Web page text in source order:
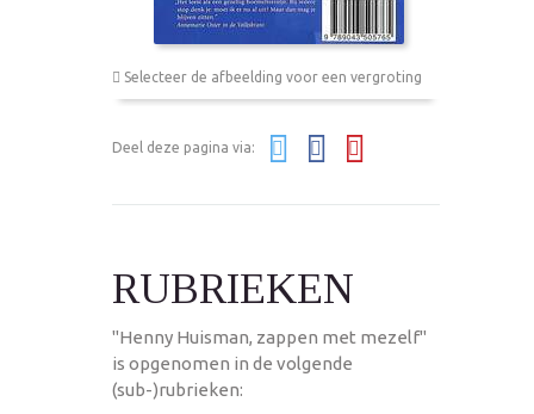
Selecteer de afbeelding voor een vergroting
Deel deze pagina via:
RUBRIEKEN
"Henny Huisman, zappen met mezelf"
is opgenomen in de volgende
(sub-)rubrieken: